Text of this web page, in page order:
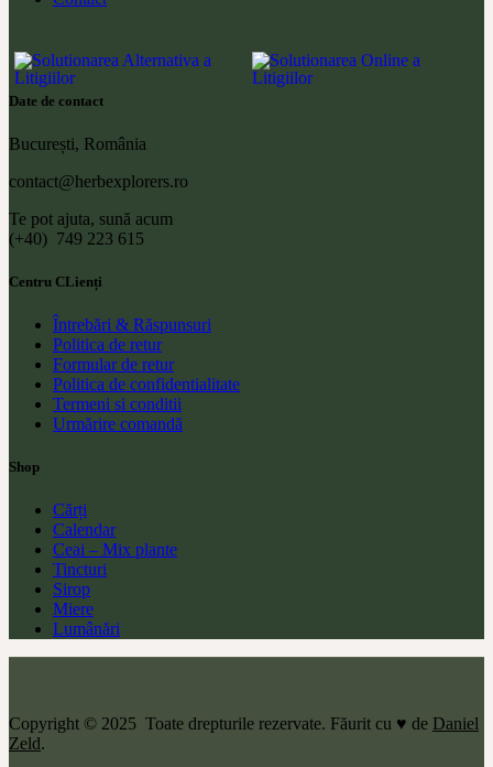
Date de contact
București, România
contact@herbexplorers.ro
Te pot ajuta, sună acum
(+40) 749 223 615
Centru CLienți
Întrebări & Răspunsuri
Politica de retur
Formular de retur
Politica de confidentialitate
Termeni si conditii
Urmărire comandă
Shop
Cărți
Calendar
Ceai – Mix plante
Tincturi
Sirop
Miere
Lumânări
Copyright © 2025 Toate drepturile rezervate. Făurit cu ♥ de Daniel
Zeld.